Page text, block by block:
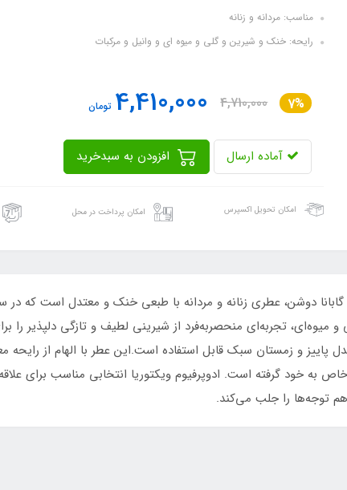
مناسب: مردانه و زنانه
رایحه: خنک و شیرین و گلی و میوه ای و وانیل و مرکبات
7%
4,710,000
4,410,000 تومان
آماده ارسال
امکان تحویل اکسپرس امکان پرداخت در محل
میوه‌ای، تجربه‌ای منحصر‌به‌فرد از شیرینی لطیف و تازگی دلپذیر را
پاییز و زمستان سبک قابل استفاده است.این عطر با الهام از رایحه
به خود گرفته است. ادوپرفیوم ویکتوریا انتخابی مناسب برای
توجه‌ها را جلب می‌کند.